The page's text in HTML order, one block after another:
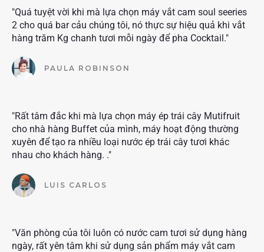
"Quá tuyệt vời khi mà lựa chọn máy vắt cam soul seeries
2 cho quá bar cảu chúng tôi, nó thực sự hiệu quả khi vắt
hàng trăm Kg chanh tươi mỗi ngày để pha Cocktail."
PAULA ROBINSON
"Rất tâm đắc khi mà lựa chọn máy ép trái cây Mutifruit
cho nhà hàng Buffet của mình, máy hoạt động thường
xuyên để tạo ra nhiều loại nước ép trái cây tươi khác
nhau cho khách hàng. ."
LUIS CARLOS
"Văn phòng của tôi luôn có nước cam tươi sử dụng hàng
ngày, rất yên tâm khi sử dụng sản phẩm máy vắt cam